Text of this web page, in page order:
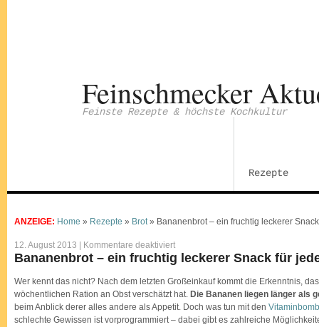
Feinschmecker
Feinste Rezepte & höchste Kochkultur
Rezepte
ANZEIGE: Home » Rezepte » Brot» Bananenbrot – ein fruchtig leckerer
12. August 2013 | Kommentare deaktiviertfür
Bananenbrot
–
fruchtig
leckerer
Snack
für
jede
Tageszeit
Bananenbrot – ein fruchtig leckerer Snack für
Wer kennt das nicht? Nach dem letzten Großeinkauf kommt die Erkenntnis,
wöchentlichen Ration an Obst verschätzt hat. Die Bananen liegen länger als
beim Anblick derer alles andere als Appetit. Doch was tun mit den
schlechte Gewissen ist vorprogrammiert – dabei gibt es zahlreiche